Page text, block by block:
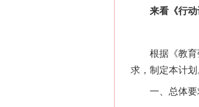
来看《行动
根据《教育强
求，制定本计划
一、总体要